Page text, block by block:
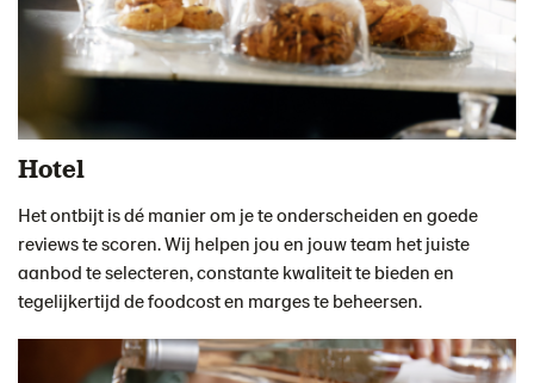
Hotel
Het ontbijt is dé manier om je te onderscheiden en goede
reviews te scoren. Wij helpen jou en jouw team het juiste
aanbod te selecteren, constante kwaliteit te bieden en
tegelijkertijd de foodcost en marges te beheersen.